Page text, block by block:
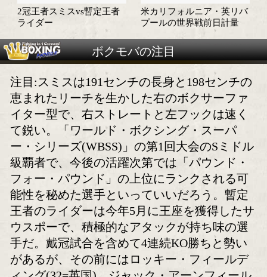
特集記事
2冠王者スミスvs暫定王者
ライダー
米カリフォルニア
プールの世界戦前
ボクモバの注目
注目:スミスは191センチの長身と198セ
恵まれたリーチを生かした右のボクサ